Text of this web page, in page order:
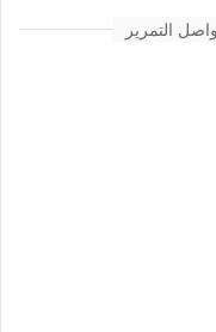
التمرير